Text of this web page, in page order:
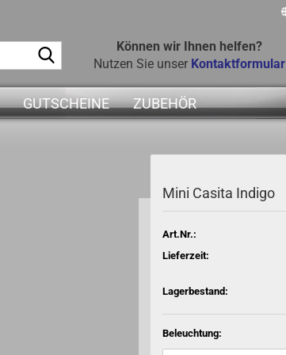
Können wir Ihnen helfen?
Nutzen Sie unser Kontaktformular
GUTSCHEINE ZUBEHÖR
Mini Casita Indigo
Art.Nr.:
Lieferzeit:
Lagerbestand:
Beleuchtung: